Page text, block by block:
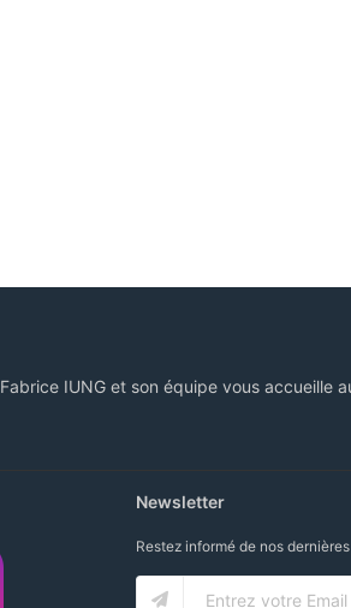
IUNG et son équipe vous accueille
Newsletter
Restez informé de nos